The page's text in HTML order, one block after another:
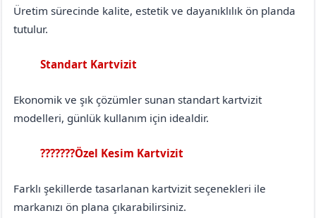
Üretim sürecinde kalite, estetik ve dayanıklılık ön planda
tutulur.
Standart Kartvizit
Ekonomik ve şık çözümler sunan standart kartvizit
modelleri, günlük kullanım için idealdir.
???????Özel Kesim Kartvizit
Farklı şekillerde tasarlanan kartvizit seçenekleri ile
markanızı ön plana çıkarabilirsiniz.